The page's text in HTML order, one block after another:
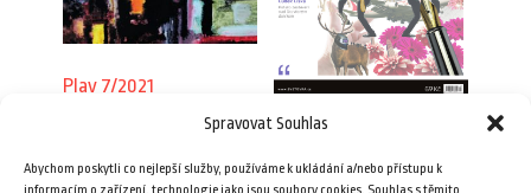
Spravovat Souhlas
Abychom poskytli co nejlepší služby, používáme k ukládání a/nebo přístupu k
Plav 7/2021
69,00Kč